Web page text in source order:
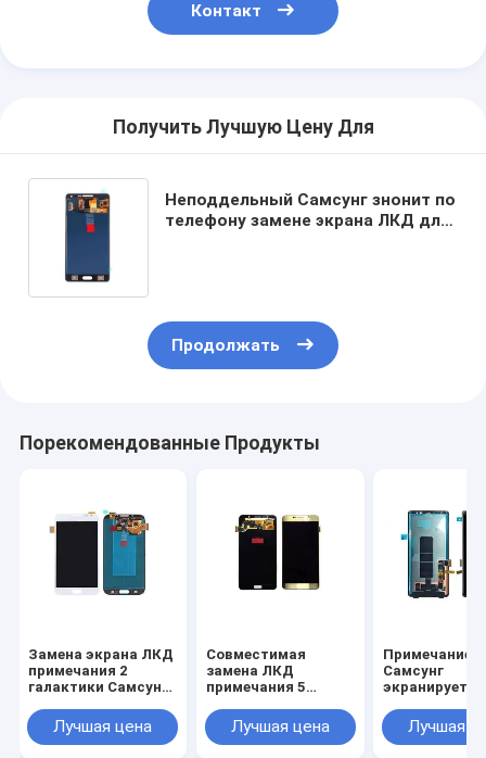
Контакт
Получить Лучшую Цену Для
Неподдельный Самсунг знонит по
телефону замене экрана ЛКД для
Продолжать
Порекомендованные Продукты
Замена экрана ЛКД
примечания 2
галактики Самсунг,
экранирует набор
замены
Лучшая цена
Совместимая
замена ЛКД
примечания 5
первоначальное
собрание
Лучшая цена
Примечание 8
Самсунг
экранирует
замены с
собранием
Лучшая